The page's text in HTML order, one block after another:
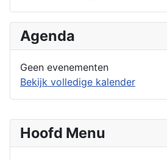
Hoofd Menu
Agenda
Geen evenementen
Bekijk volledige kalender